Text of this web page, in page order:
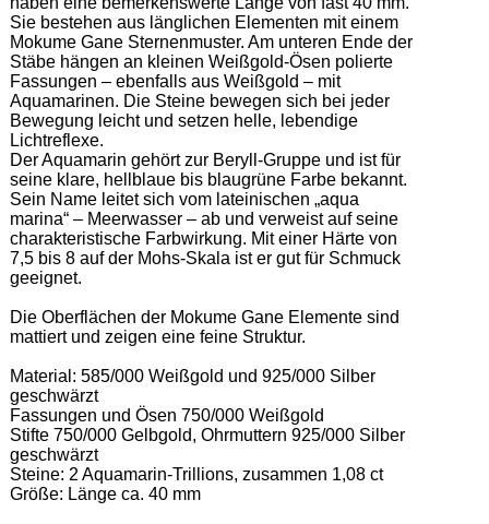
Sie bestehen aus länglichen Elementen mit einem
Mokume Gane Sternenmuster. Am unteren Ende der
Stäbe hängen an kleinen Weißgold-Ösen polierte
Fassungen – ebenfalls aus Weißgold – mit
Aquamarinen. Die Steine bewegen sich bei jeder
Bewegung leicht und setzen helle, lebendige
Lichtreflexe.
Der Aquamarin gehört zur Beryll-Gruppe und ist für
seine klare, hellblaue bis blaugrüne Farbe bekannt.
Sein Name leitet sich vom lateinischen „aqua
marina“ – Meerwasser – ab und verweist auf seine
charakteristische Farbwirkung. Mit einer Härte von
7,5 bis 8 auf der Mohs-Skala ist er gut für Schmuck
geeignet.
Die Oberflächen der Mokume Gane Elemente sind
mattiert und zeigen eine feine Struktur.
Material: 585/000 Weißgold und 925/000 Silber
geschwärzt
Fassungen und Ösen 750/000 Weißgold
Stifte 750/000 Gelbgold, Ohrmuttern 925/000 Silber
geschwärzt
Steine: 2 Aquamarin-Trillions, zusammen 1,08 ct
Größe: Länge ca. 40 mm